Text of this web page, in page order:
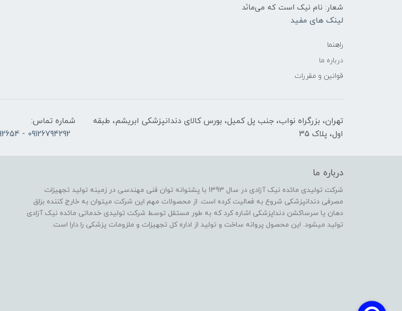
شعار: نام نیک است که می‌مانَد
لینک های مفید
راهنما
درباره ما
قوانین و مقررات
تهران، بزرگراه نواب، جنب پل کمیل، بورس کالای دندانپزشکی ابریشم، طبقه
اول، پلاک 35
شماره تماس:
09126794292 - 02166892654
درباره ما
شرکت تولیدی مائده نیک آزادی در سال 1393 با پشتوانه توان فنی مهندسی در زمینه تولید تجهیزات
مصرفی دندانپزشکی شروع به فعالیت کرده است. از محصولات مهم این شرکت میتوان به خارج کننده بزاق
دهان یا سرساکشن دنداپزشکی اشاره کرد که به طور مستقل توسط شرکت تولیدی خدماتی مائده نیک آزادی
تولید میشود. این محصول پروانه ساخت و تولید از اداره کل تجهیزات و ملزومات پزشکی را دارا است.